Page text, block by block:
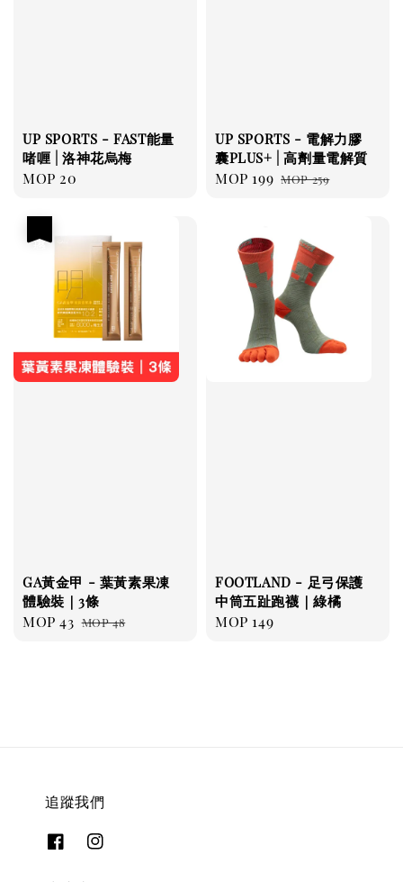
UP SPORTS - FAST能量
啫喱 | 洛神花烏梅
Regular
MOP 20
UP SPORTS - 電解力膠
囊PLUS+ | 高劑量電解質
Sale
MOP 199 Regular
MOP 259
GA黃金甲 - 葉黃素果凍
體驗裝｜3條
Sale
MOP 43 Regular
MOP 48
FOOTLAND - 足弓保護
中筒五趾跑襪｜綠橘
Regular
MOP 149
追蹤我們